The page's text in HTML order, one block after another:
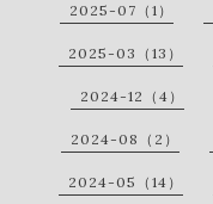
2025-07（1）
2025-03（13）
2024-12（4）
2024-08（2）
2024-05（14）